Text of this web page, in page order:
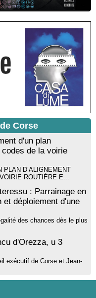
de l’écrivaine Cécilia
Contemporaine - Caen /
Monti - I Fulelli
Luciani autour de son
Mediateca territuriale di
par Annik Meschinet,
sonore, vocale,
di Santa Lucia di
peinture animé
di Santa Lucia di
Corse
d'un plan
de la voirie
PLAN D’ALIGNEMENT
ROUTIÈRE E...
: Parrainage en
et déploiement d'une
des chances dès le plus
d'Orezza, u 3
exécutif de Corse et Jean-